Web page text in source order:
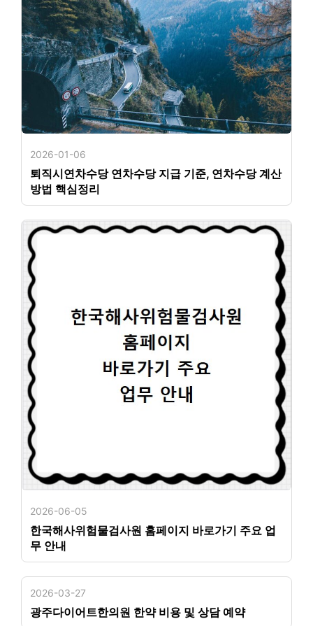
2026-01-06
퇴직시연차수당 연차수당 지급 기준, 연차수당 계산
방법 핵심정리
2026-06-05
한국해사위험물검사원 홈페이지 바로가기 주요 업
무 안내
2026-03-27
광주다이어트한의원 한약 비용 및 상담 예약